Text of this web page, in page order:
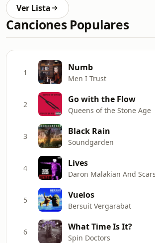
Ver Lista
Canciones Populares
1 Numb
Men I Trust
2 Go with the Flow
Queens of the Stone Age
3 Black Rain
Soundgarden
4 Lives
5 Vuelos
Bersuit Vergarabat
6 What Time Is It?
Spin Doctors